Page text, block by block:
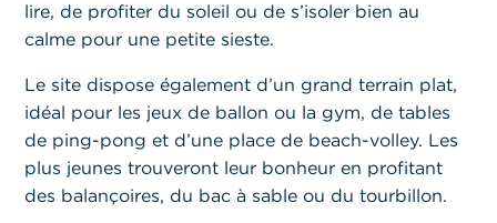
lire, de profiter du soleil ou de s’isoler bien au
calme pour une petite sieste.
Le site dispose également d’un grand terrain plat,
idéal pour les jeux de ballon ou la gym, de tables
de ping-pong et d’une place de beach-volley. Les
plus jeunes trouveront leur bonheur en profitant
des balançoires, du bac à sable ou du tourbillon.